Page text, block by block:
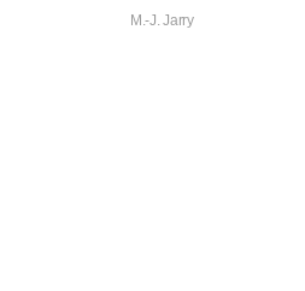
M.-J. Jarry